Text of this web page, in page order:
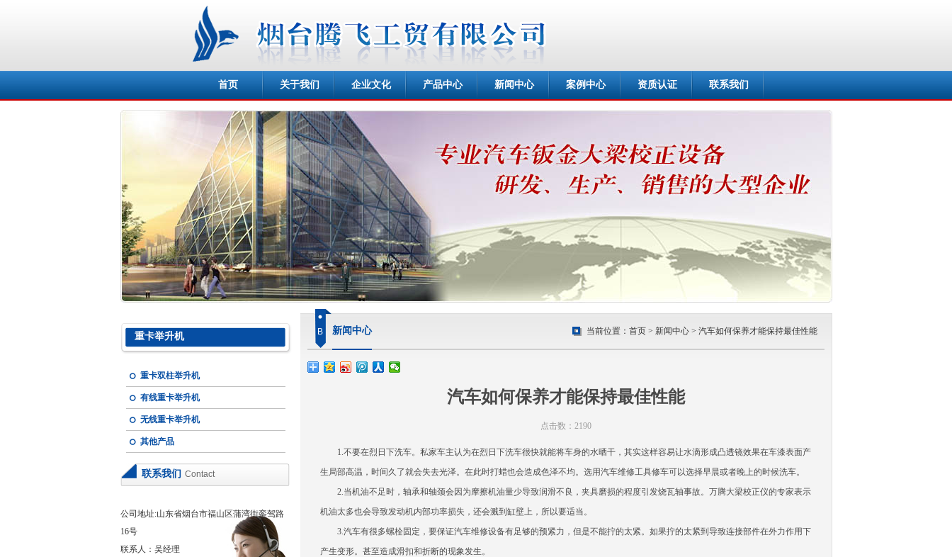
首页 关于我们 企业文化 产品中心 新闻中心 案例中心 资质认证 联系我们
重卡举升机
重卡双柱举升机
有线重卡举升机
无线重卡举升机
其他产品
联系我们 Contact
公司地址:山东省烟台市福山区蒲湾街銮驾路
16号
联系人：吴经理
B 新闻中心 当前位置： 首页> 新闻中心> 汽车如何保养才能保持最佳性能
汽车如何保养才能保持最佳性能
点击数：2190
1.不要在烈日下洗车。私家车主认为在烈日下洗车很快就能将车身的水晒干，其实这样容易让水滴形成凸透镜效果在车漆表面产
生局部高温，时间久了就会失去光泽。在此时打蜡也会造成色泽不均。选用汽车维修工具修车可以选择早晨或者晚上的时候洗车。
2.当机油不足时，轴承和轴颈会因为摩擦机油量少导致润滑不良，夹具磨损的程度引发烧瓦轴事故。万腾大梁校正仪的专家表示
机油太多也会导致发动机内部功率损失，还会溅到缸壁上，所以要适当。
3.汽车有很多螺栓固定，要保证汽车维修设备有足够的预紧力，但是不能拧的太紧。如果拧的太紧到导致连接部件在外力作用下
产生变形。甚至造成滑扣和折断的现象发生。